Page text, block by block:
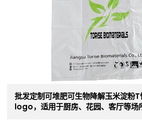
批发定制可堆肥可生物降解玉米淀粉
logo，适用于厨房、花园、客厅等场